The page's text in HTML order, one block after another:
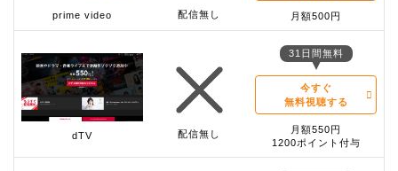
prime video 配信無し 月額500円
dTV 配信無し
31日間無料
今すぐ
無料視聴する
月額550円
1200ポイント付与